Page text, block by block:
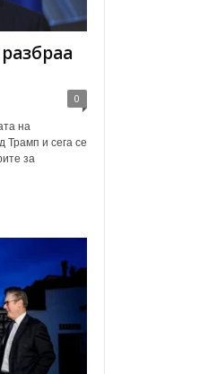
0
на
Трамп и сега се
за